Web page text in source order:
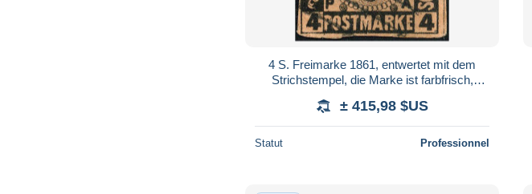
4 S. Freimarke 1861, entwertet mit dem
Strichstempel, die Marke ist farbfrisch,
± 415,98 $US
Statut Professionnel